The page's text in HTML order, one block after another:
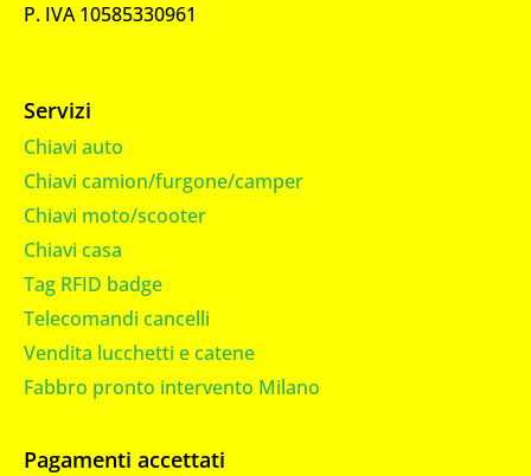
P. IVA 10585330961
Servizi
Chiavi auto
Chiavi camion/furgone/camper
Chiavi moto/scooter
Chiavi casa
Tag RFID badge
Telecomandi cancelli
Vendita lucchetti e catene
Fabbro pronto intervento Milano
Pagamenti accettati